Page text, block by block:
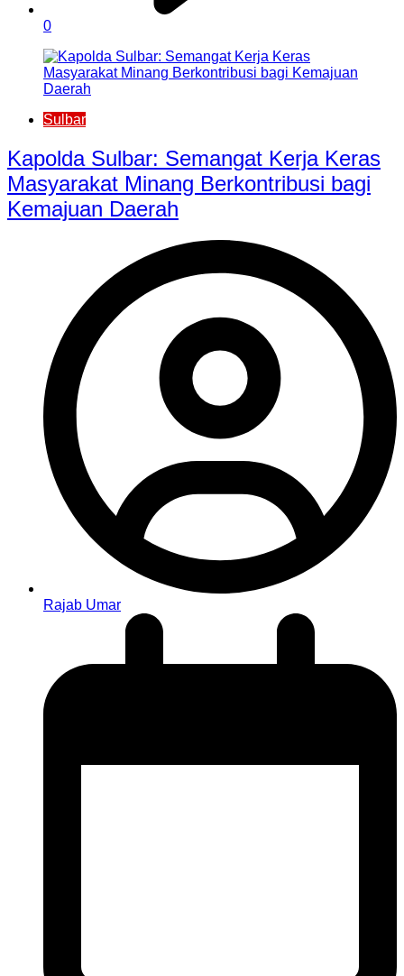
0
Sulbar
Kapolda Sulbar: Semangat Kerja Keras
Masyarakat Minang Berkontribusi bagi
Kemajuan Daerah
Rajab Umar